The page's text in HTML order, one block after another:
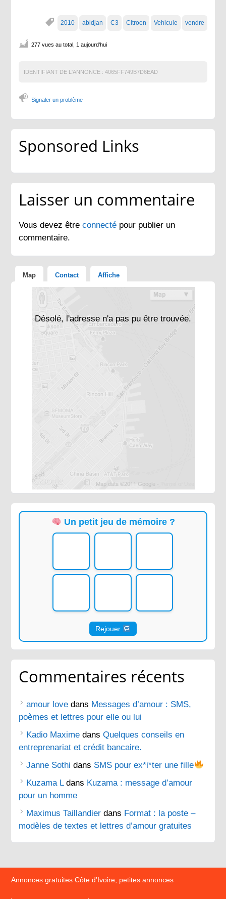
2010 abidjan C3 Citroen Vehicule vendre
277 vues au total, 1 aujourd'hui
IDENTIFIANT DE L'ANNONCE : 4065FF749B7D6EAD
Signaler un problème
Sponsored Links
Laisser un commentaire
Vous devez êtreconnecté pour publier un
commentaire.
Map Contact Affiche
Désolé, l'adresse n'a pas pu être trouvée.
Un petit jeu de mémoire ?
Rejouer
Commentaires récents
amour love dans Messages d’amour : SMS,
poèmes et lettres pour elle ou lui
Kadio Maxime dansQuelques conseils en
entreprenariat et crédit bancaire.
Janne Sothi dans SMS pour ex*i*ter une fille
Kuzama Ldans Kuzama : message d’amour
pour un homme
Maximus Taillandier dans Format : la poste –
modèles de textes et lettres d’amour gratuites
Annonces gratuites Côte d’Ivoire, petites annonces